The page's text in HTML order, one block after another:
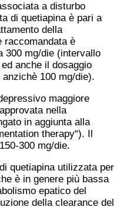
a disturbo
di quetiapina è pari a
della
raccomandata è
300 mg/die (intervallo
anche il dosaggio
100 mg/die).
maggiore
nella
in aggiunta alla
therapy“). Il
300 mg/die.
quetiapina utilizzata per
è in genere più bassa
epatico del
della clearance del